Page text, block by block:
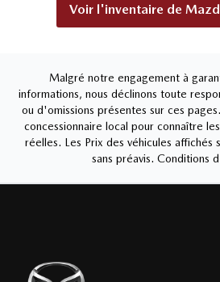
Voir l'inventaire de
Malgré notre engagement à
informations, nous déclinons toute
ou d'omissions présentes sur ces
concessionnaire local pour connaître
réelles. Les Prix des véhicules affichés
sans préavis. Conditions